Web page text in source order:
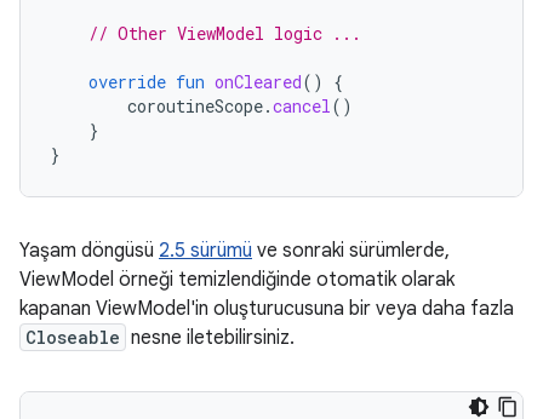
// Other ViewModel logic ...
override fun onCleared()
{
coroutineScope.cancel ()
}
}
Yaşam döngüsü 2.5 sürümü ve sonraki sürümlerde,
ViewModel örneği temizlendiğinde otomatik olarak
kapanan ViewModel'in oluşturucusuna bir veya daha fazla
Closeable nesne iletebilirsiniz.